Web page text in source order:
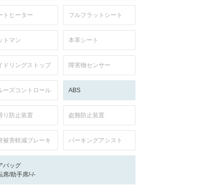
トヒーター フルフラットシート
トマン 本革シート
ドリングストップ 障害物センサー
ーズコントロール ABS
り防止装置 盗難防止装置
被害軽減ブレーキ パーキングアシスト
バッグ
席/助手席/-/-